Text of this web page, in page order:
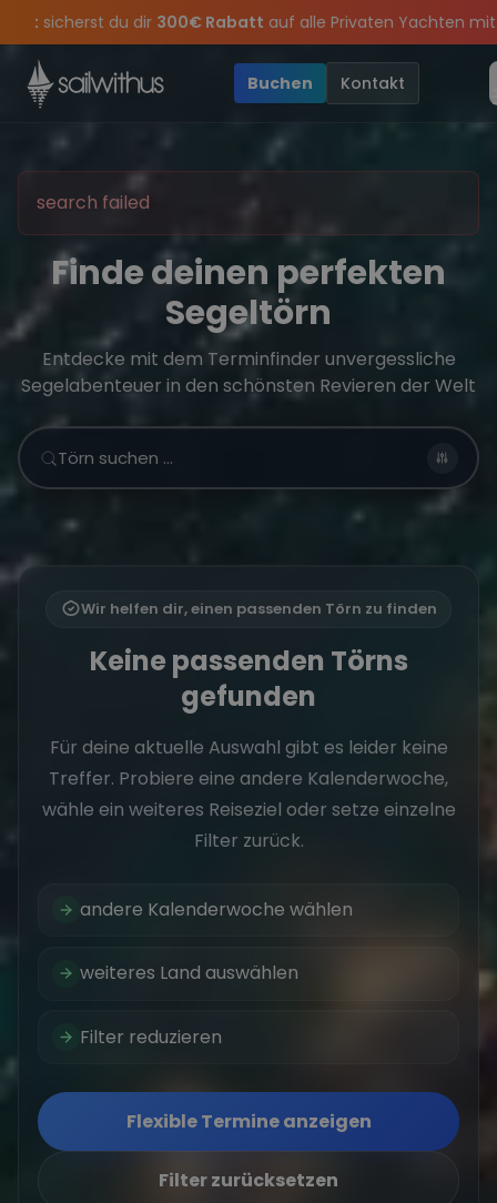
Skip to contentauf alle Privaten Yachten mit Skipper inGriechenland
Sichere Dir jetztDein Meilenbuch und Deine sailwithus-
Angebote mehr Sowie20€ Rabatt auf deinen ersten Törn!
die Törns, die Crew und die besten Geschichten des
Buchen
Kontakt
search failed
Finde deinen perfekten
Segeltörn
Entdecke mit dem Terminfinder unvergessliche
Segelabenteuer in den schönsten Revieren der Welt
Törn suchen …
Wir helfen dir, einen passenden Törn zu finden
Keine passenden Törns
gefunden
Für deine aktuelle Auswahl gibt es leider keine
Treffer. Probiere eine andere Kalenderwoche,
wähle ein weiteres Reiseziel oder setze einzelne
Filter zurück.
andere Kalenderwoche wählen
weiteres Land auswählen
Filter reduzieren
Flexible Termine anzeigen
Filter zurücksetzen